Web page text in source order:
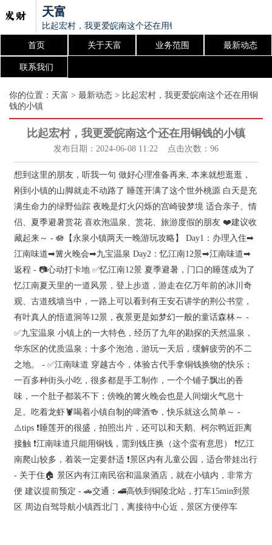
天富
比起宏村，我更爱皖南这个还在用铜钱的小镇
首页 关于天富 业务范围 最新动态
联系我们
你的位置： 天富 > 最新动态 > 比起宏村，我更爱皖南这个还在用铜
钱的小镇
比起宏村，我更爱皖南这个还在用铜钱的小镇
发布日期：2024-06-08 11:22 点击次数：96
想到这里的朋友，听我一句 做好心理准备再来, 本来就想逛逛，
刚到小镇的山脚就走不动路了 睡莲开满了这个世外桃源 白天是充
满生命力的绿野仙踪 夜晚是灯火闪烁的宫崎骏梦境 适合亲子、情
侣、夏季避暑赏花 喜欢泡温泉、赏花、旅游度假的朋友 ❤️建议收
藏起来～ - 🪷【永泉小镇两天一晚游玩攻略】 Day1：办理入住➡
江南味道➡篝火晚会➡九宝温泉 Day2：忆江南12景➡江南味道➡
返程 - 📷心动打卡地 ✅忆江南12景 夏季避暑，门口的睡莲成为了
忆江南夏天里的一道风景，登上步道，游走在亿万年前的冰川奇
观、古道残墙当中，一路上可以看到有王安石讲学的荆公书堂，
有叶真人的悟道洞等12景，夜景更是如梦幻一般的童话森林～ -
✅九宝温泉 小镇上的一大特色，经历了九年的勘探的天然温泉，
华东区的优质温泉；十多个泡池，游玩一天后，缓解疲劳的不二
之地。 - ✅江南味道 穿越古今，体验古代手拿铜钱换物的快乐；
一百多种街头小吃，很多都是手工制作，一个个铺子飘出的香
味，一个肚子都装不下；傍晚的篝火晚会也是人间烟火气息十
足。吃着龙虾🦞喝着小镇自制的啤酒🍻，快乐就这么简单～ -
⚠️tips ❗睡莲开的很盛，拍照出片，还可以和天鹅、柯尔鸭近距离
接触 ❗江南味道只能用铜钱，需到钱庄换（这个蛮有意思） ❗忆江
南爬山较多，着装一定要舒适 ❗景区内有儿童公园，适合带娃出行
- 关于住🏠 景区内有江南民宿和温泉酒店，就在小镇内，非常方
便 建议提前预定 - 🚗交通：🚄高铁到铜陵北站，打车15min到景
区 周边自驾导航小镇西北门，离接待中心近，景区方便停车